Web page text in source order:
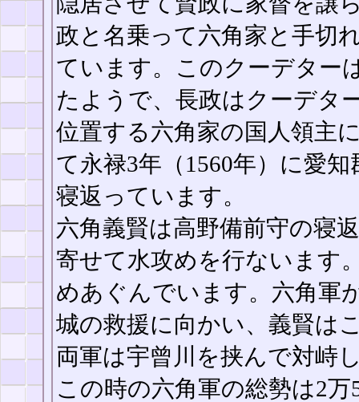
政と名乗って六角家と手切
ています。このクーデター
たようで、長政はクーデタ
位置する六角家の国人領主
て永禄3年（1560年）に愛
寝返っています。
六角義賢は高野備前守の寝
寄せて水攻めを行ないます
めあぐんでいます。六角軍
城の救援に向かい、義賢は
両軍は宇曾川を挟んで対峙
この時の六角軍の総勢は2